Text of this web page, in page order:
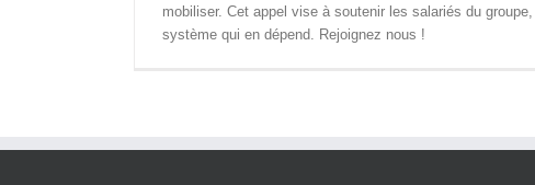
mobiliser. Cet appel vise à soutenir les salariés du
système qui en dépend. Rejoignez nous !